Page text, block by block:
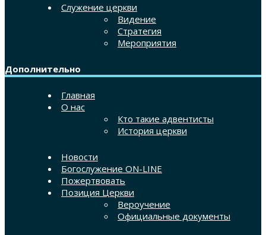
Служение церкви
Видение
Стратегия
Мероприятия
Дополнительно
Главная
О нас
Кто такие адвентисты
История церкви
Новости
Богослужение ON-LINE
Пожертвовать
Позиция Церкви
Вероучение
Официальные документы